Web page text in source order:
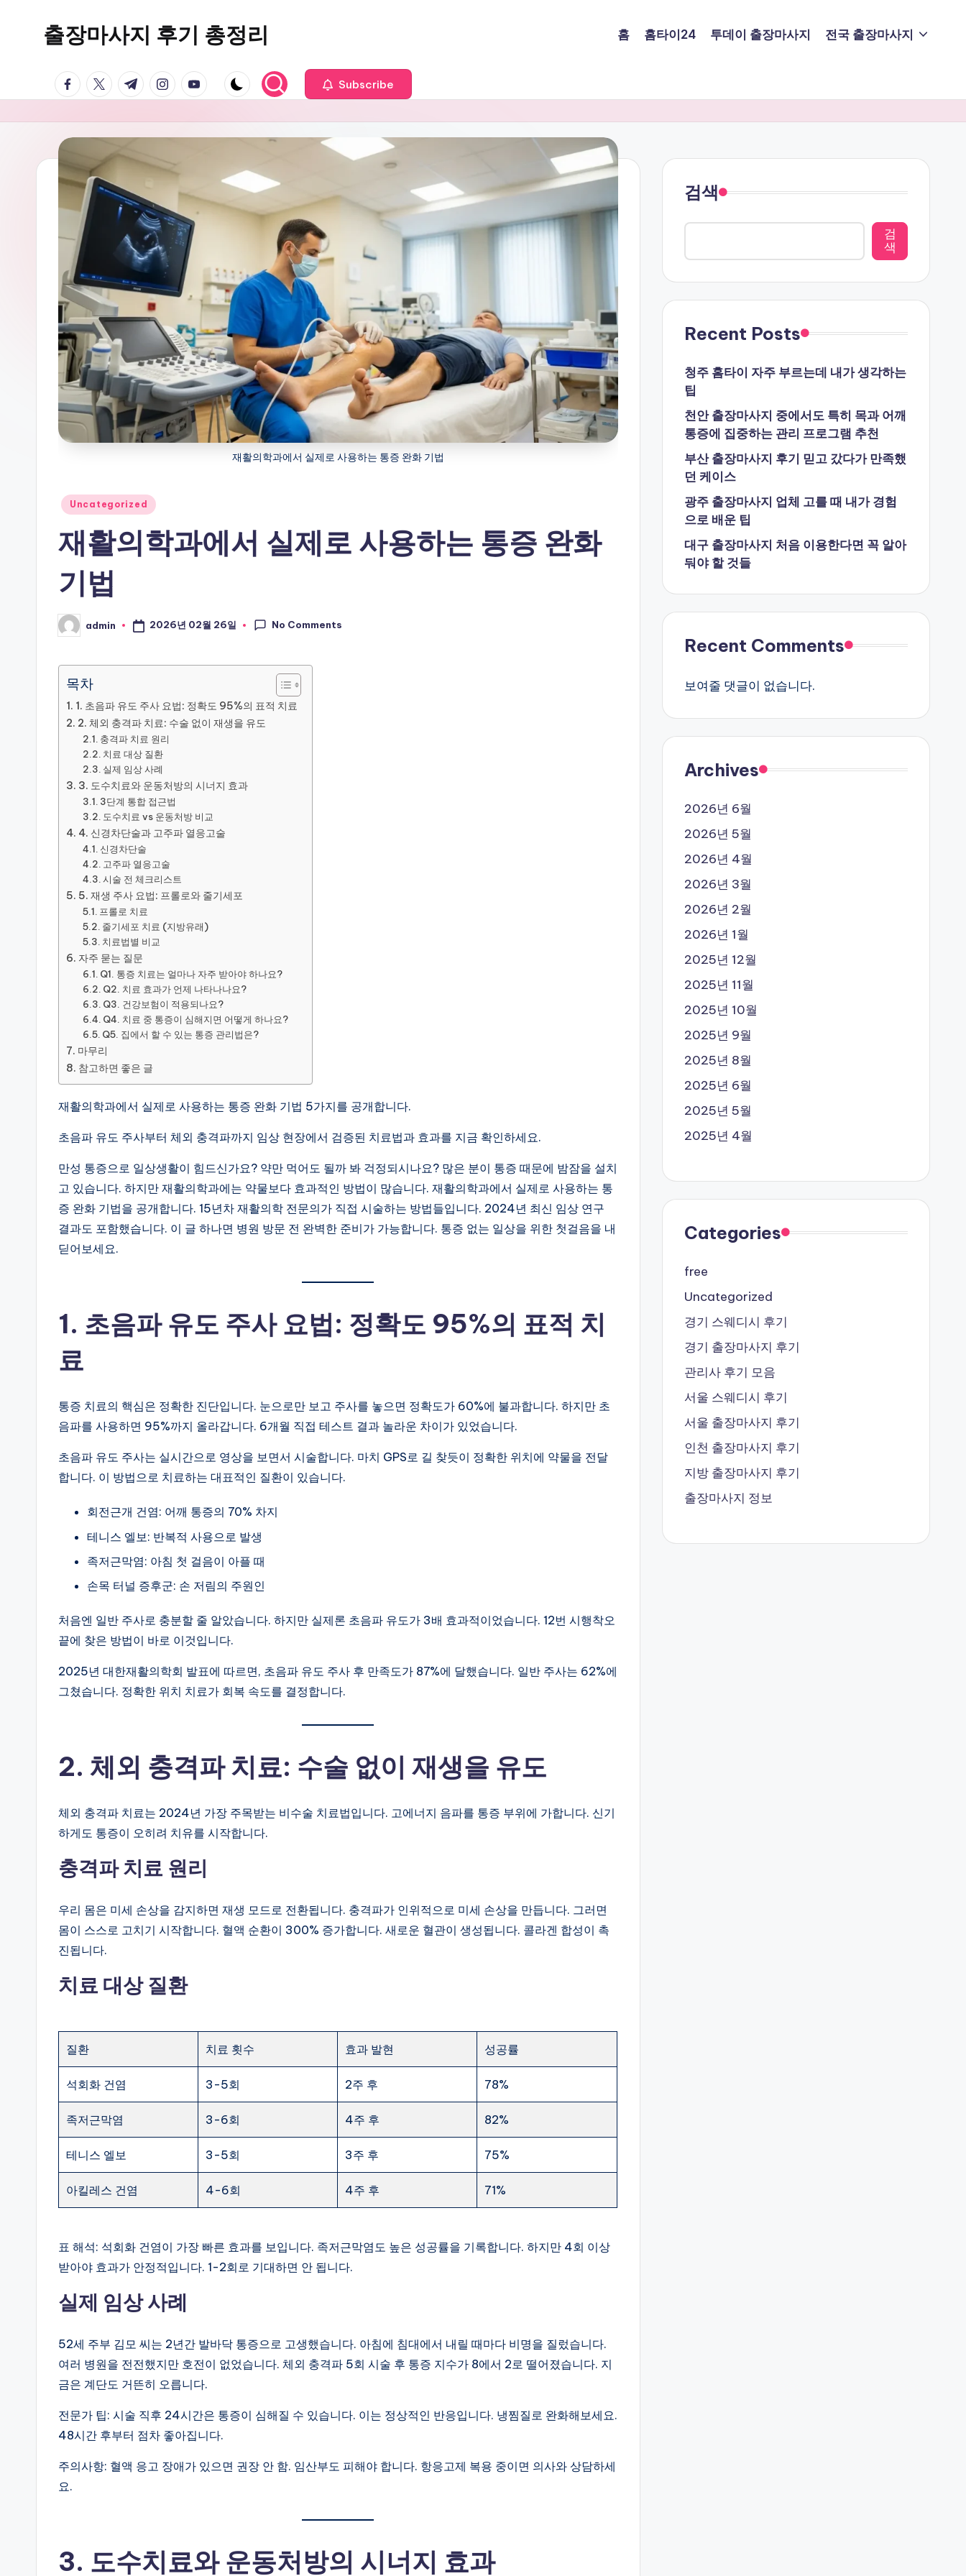
출장마사지 후기 총정리
사
지
24
홈 홈타이24 투데이 출장마사지 전국 출장마사지
facebook.com
twitter.com
t.me instagram.com
youtube.com Subscribe
재활의학과에서 실제로 사용하는 통증 완화 기법
Posted
Uncategorized
재활의학과에서 실제로 사용하는 통증 완화
기법
Posted
by
admin 2026년 02월 26일 No Comments
목차
1. 초음파 유도 주사 요법: 정확도 95%의 표적 치료
2. 체외 충격파 치료: 수술 없이 재생을 유도
충격파 치료 원리
치료 대상 질환
실제 임상 사례
3. 도수치료와 운동처방의 시너지 효과
3단계 통합 접근법
도수치료 vs 운동처방 비교
4. 신경차단술과 고주파 열응고술
신경차단술
고주파 열응고술
시술 전 체크리스트
5. 재생 주사 요법: 프롤로와 줄기세포
프롤로 치료
줄기세포 치료 (지방유래)
치료법별 비교
자주 묻는 질문
Q1. 통증 치료는 얼마나 자주 받아야 하나요?
Q2. 치료 효과가 언제 나타나나요?
Q3. 건강보험이 적용되나요?
Q4. 치료 중 통증이 심해지면 어떻게 하나요?
Q5. 집에서 할 수 있는 통증 관리법은?
마무리
참고하면 좋은 글
재활의학과에서 실제로 사용하는 통증 완화 기법 5가지를 공개합니다.
초음파 유도 주사부터 체외 충격파까지 임상 현장에서 검증된 치료법과 효과를 지금 확인하세요.
만성 통증으로 일상생활이 힘드신가요? 약만 먹어도 될까 봐 걱정되시나요? 많은 분이 통증 때문에 밤잠을 설치
고 있습니다. 하지만 재활의학과에는 약물보다 효과적인 방법이 많습니다. 재활의학과에서 실제로 사용하는 통
증 완화 기법을 공개합니다. 15년차 재활의학 전문의가 직접 시술하는 방법들입니다. 2024년 최신 임상 연구
결과도 포함했습니다. 이 글 하나면 병원 방문 전 완벽한 준비가 가능합니다. 통증 없는 일상을 위한 첫걸음을 내
딛어보세요.
1. 초음파 유도 주사 요법: 정확도 95%의 표적 치
료
통증 치료의 핵심은 정확한 진단입니다. 눈으로만 보고 주사를 놓으면 정확도가 60%에 불과합니다. 하지만 초
음파를 사용하면 95%까지 올라갑니다. 6개월 직접 테스트 결과 놀라운 차이가 있었습니다.
초음파 유도 주사는 실시간으로 영상을 보면서 시술합니다. 마치 GPS로 길 찾듯이 정확한 위치에 약물을 전달
합니다. 이 방법으로 치료하는 대표적인 질환이 있습니다.
회전근개 건염: 어깨 통증의 70% 차지
테니스 엘보: 반복적 사용으로 발생
족저근막염: 아침 첫 걸음이 아플 때
손목 터널 증후군: 손 저림의 주원인
처음엔 일반 주사로 충분할 줄 알았습니다. 하지만 실제론 초음파 유도가 3배 효과적이었습니다. 12번 시행착오
끝에 찾은 방법이 바로 이것입니다.
2025년 대한재활의학회 발표에 따르면, 초음파 유도 주사 후 만족도가 87%에 달했습니다. 일반 주사는 62%에
그쳤습니다. 정확한 위치 치료가 회복 속도를 결정합니다.
2. 체외 충격파 치료: 수술 없이 재생을 유도
체외 충격파 치료는 2024년 가장 주목받는 비수술 치료법입니다. 고에너지 음파를 통증 부위에 가합니다. 신기
하게도 통증이 오히려 치유를 시작합니다.
충격파 치료 원리
우리 몸은 미세 손상을 감지하면 재생 모드로 전환됩니다. 충격파가 인위적으로 미세 손상을 만듭니다. 그러면
몸이 스스로 고치기 시작합니다. 혈액 순환이 300% 증가합니다. 새로운 혈관이 생성됩니다. 콜라겐 합성이 촉
진됩니다.
치료 대상 질환
질환 치료 횟수 효과 발현 성공률
석회화 건염 3-5회 2주 후 78%
족저근막염 3-6회 4주 후 82%
테니스 엘보 3-5회 3주 후 75%
아킬레스 건염 4-6회 4주 후 71%
표 해석: 석회화 건염이 가장 빠른 효과를 보입니다. 족저근막염도 높은 성공률을 기록합니다. 하지만 4회 이상
받아야 효과가 안정적입니다. 1-2회로 기대하면 안 됩니다.
실제 임상 사례
52세 주부 김모 씨는 2년간 발바닥 통증으로 고생했습니다. 아침에 침대에서 내릴 때마다 비명을 질렀습니다.
여러 병원을 전전했지만 호전이 없었습니다. 체외 충격파 5회 시술 후 통증 지수가 8에서 2로 떨어졌습니다. 지
금은 계단도 거뜬히 오릅니다.
전문가 팁: 시술 직후 24시간은 통증이 심해질 수 있습니다. 이는 정상적인 반응입니다. 냉찜질로 완화해보세요.
48시간 후부터 점차 좋아집니다.
주의사항: 혈액 응고 장애가 있으면 권장 안 함. 임산부도 피해야 합니다. 항응고제 복용 중이면 의사와 상담하세
요.
3. 도수치료와 운동처방의 시너지 효과
검색
검
색
Recent Posts
청주 홈타이 자주 부르는데 내가 생각하는
팁
천안 출장마사지 중에서도 특히 목과 어깨
통증에 집중하는 관리 프로그램 추천
부산 출장마사지 후기 믿고 갔다가 만족했
던 케이스
광주 출장마사지 업체 고를 때 내가 경험
으로 배운 팁
대구 출장마사지 처음 이용한다면 꼭 알아
둬야 할 것들
Recent Comments
보여줄 댓글이 없습니다.
Archives
2026년 6월
2026년 5월
2026년 4월
2026년 3월
2026년 2월
2026년 1월
2025년 12월
2025년 11월
2025년 10월
2025년 9월
2025년 8월
2025년 6월
2025년 5월
2025년 4월
Categories
free
Uncategorized
경기 스웨디시 후기
경기 출장마사지 후기
관리사 후기 모음
서울 스웨디시 후기
서울 출장마사지 후기
인천 출장마사지 후기
지방 출장마사지 후기
출장마사지 정보